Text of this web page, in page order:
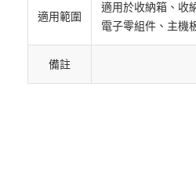
適用範圍
適用於收納箱、收
電子零組件、主機
備註